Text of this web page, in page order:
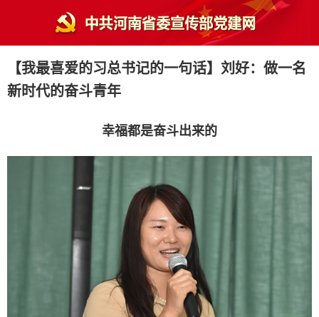
【我最喜爱的习总书记的一句话】刘好：做一名
新时代的奋斗青年
幸福都是奋斗出来的